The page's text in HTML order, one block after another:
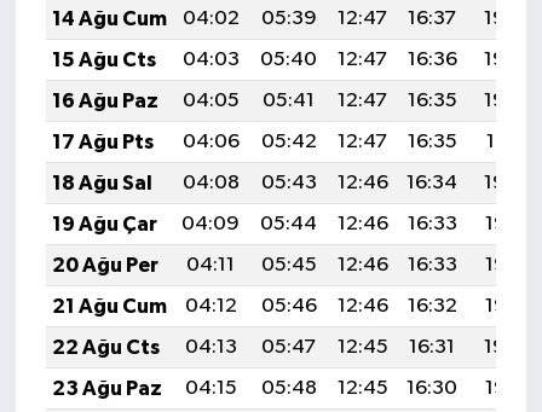
14 Ağu Cum
04:02 05:39 12:47 16:37
19:45
15 Ağu Cts
04:03 05:40 12:47 16:36
19:44
16 Ağu Paz
04:05 05:41 12:47 16:35
19:42
17 Ağu Pts
04:06 05:42 12:47 16:35
19:41
18 Ağu Sal
04:08 05:43 12:46 16:34
19:40
19 Ağu Çar
04:09 05:44 12:46 16:33
19:38
20 Ağu Per
04:11 05:45 12:46 16:33
19:37
21 Ağu Cum
04:12 05:46 12:46 16:32
19:35
22 Ağu Cts
04:13 05:47 12:45 16:31
19:34
23 Ağu Paz
04:15 05:48 12:45 16:30
19:32